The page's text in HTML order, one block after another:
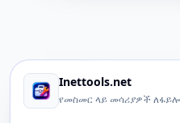
Inettools.net
የመስመር ላይ መሳሪያዎች